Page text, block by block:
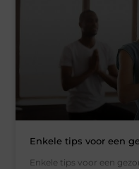
Enkele tips voor een
Enkele tips voor een